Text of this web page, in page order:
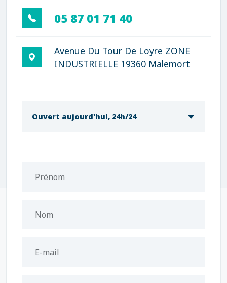
05 87 01 71 40
Avenue Du Tour De Loyre ZONE
INDUSTRIELLE 19360 Malemort
Ouvert aujourd'hui, 24h/24
Prénom
Nom
E-mail